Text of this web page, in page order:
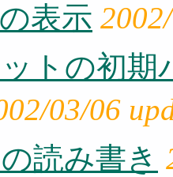
表示
トの初期
03/06
読み書き